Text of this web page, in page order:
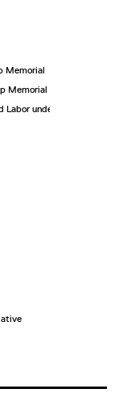
Memorial
Memorial
under